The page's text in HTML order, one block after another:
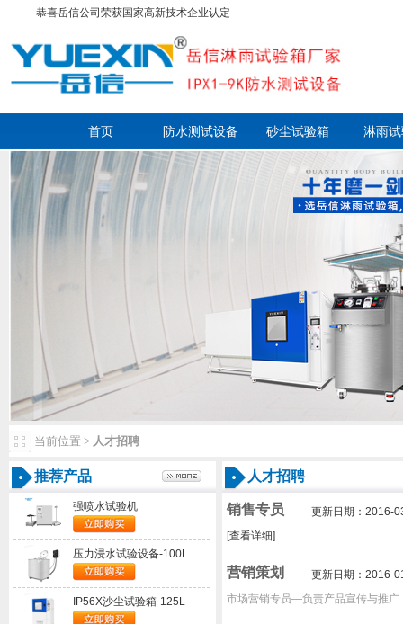
恭喜岳信公司荣获国家高新技术企业认定
首页 防水测试设备 砂尘试验箱 淋雨
走进岳信 联系
当前位置> 人才招聘
推荐产品
强喷水试验机
压力浸水试验设备-100L
IP56X沙尘试验箱-125L
人才招聘
销售专员
更新日期：2016-
[查看详细]
营销策划
更新日期：2016-
市场营销专员—负责产品宣传与推广